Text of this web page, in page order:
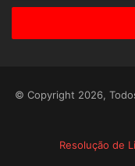
seu
© Copyright 2026,
Resolução de